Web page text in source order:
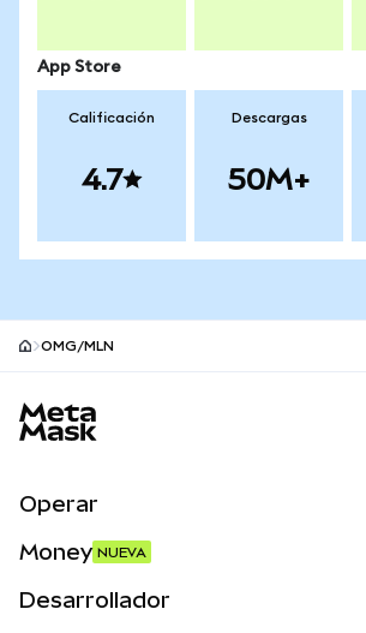
App Store
Calificación
4.7
Descargas
50M+
OMG/MLN
Operar
Money NUEVA
Desarrollador